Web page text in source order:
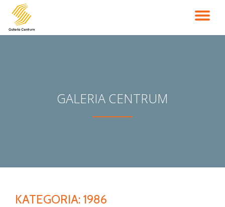
Przejdź
do
GALERIA CENTRUM
KATEGORIA: 1986